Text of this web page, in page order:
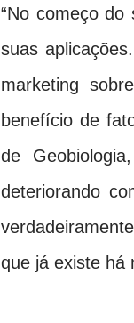
“No começo do
suas
marketing
benefício de
de
deteriorando
que já existe há